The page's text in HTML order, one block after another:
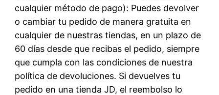
cualquier método de pago): Puedes devolver
o cambiar tu pedido de manera gratuita en
cualquier de nuestras tiendas, en un plazo de
60 días desde que recibas el pedido, siempre
que cumpla con las condiciones de nuestra
política de devoluciones. Si devuelves tu
pedido en una tienda JD, el reembolso lo